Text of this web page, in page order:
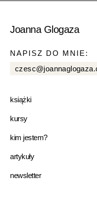
Joanna Glogaza
NAPISZ DO MNIE:
książki
kursy
kim jestem?
artykuły
newsletter